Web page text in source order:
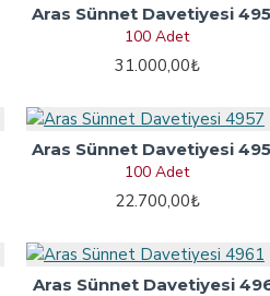
Aras Sünnet Davetiyesi
100 Adet
31.000,00₺
Aras Sünnet Davetiyesi
100 Adet
22.700,00₺
Aras Sünnet Davetiyesi